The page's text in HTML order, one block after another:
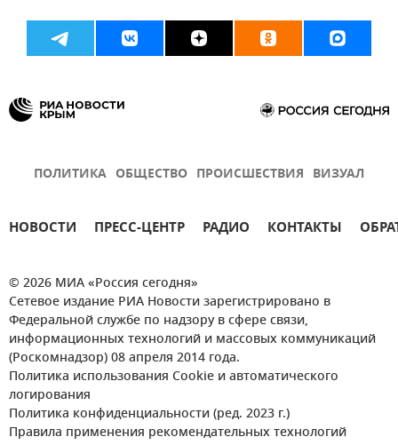
ПОЛИТИКА ОБЩЕСТВО ПРОИСШЕСТВИЯ ВИЗУАЛ
НОВОСТИ ПРЕСС-ЦЕНТР РАДИО КОНТАКТЫ
© 2026 МИА «Россия сегодня»
Сетевое издание РИА Новости зарегистрировано в
Федеральной службе по надзору в сфере связи,
информационных технологий и массовых коммуникаций
(Роскомнадзор) 08 апреля 2014 года.
Политика использования Cookie и автоматического
логирования
Политика конфиденциальности (ред. 2023 г.)
Правила применения рекомендательных технологий